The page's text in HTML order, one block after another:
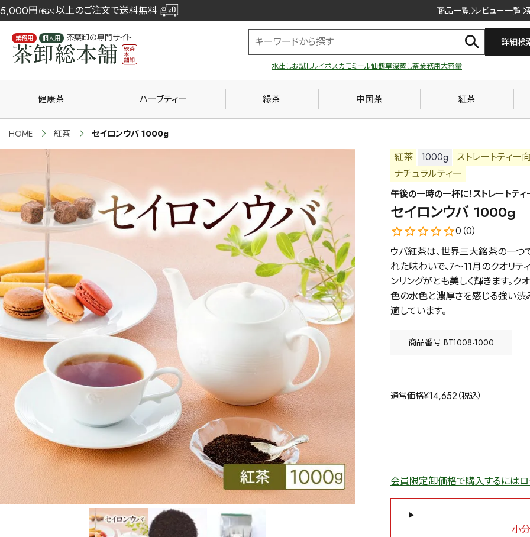
5,000円 （税込） 以上のご注文で送料無料 商品一覧 レビュー一覧
業務用 個人用 茶葉卸の専門サイト
水出しお試しルイボスカモミール仙鶴草深蒸し茶業務用大容量
詳細検
健康茶 ハーブティー 緑茶 中国茶 紅茶
HOME 紅茶 セイロンウバ 1000g
紅茶 1000g
ストレートティー
ナチュラルティー
午後の一時の一杯に！ストレートテ
セイロンウバ 1000g
0（0）
ウバ紅茶は、世界三大銘茶の一つ
れた味わいで、7～11月のクオリ
ンリングがとも美しく輝きます。
色の水色と濃厚さを感じる強い渋
適しています。
商品番号 BT1008-1000
通常価格¥14,652 税込
会員限定卸価格で購入するにはロ
小